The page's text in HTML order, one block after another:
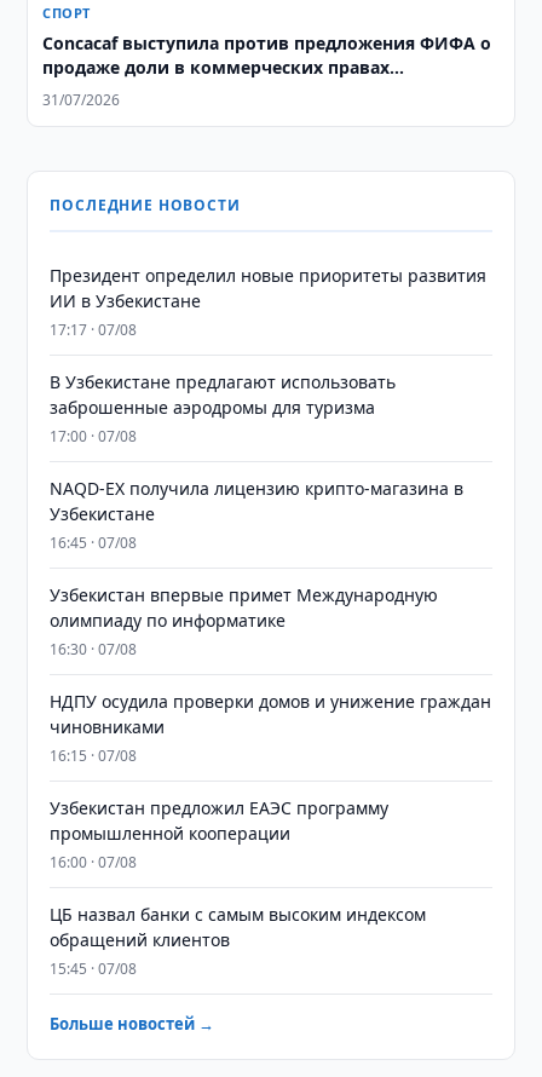
СПОРТ
Concacaf выступила против предложения ФИФА о
продаже доли в коммерческих правах
чемпионата мира
31/07/2026
ПОСЛЕДНИЕ НОВОСТИ
Президент определил новые приоритеты развития
ИИ в Узбекистане
17:17 · 07/08
В Узбекистане предлагают использовать
заброшенные аэродромы для туризма
17:00 · 07/08
NAQD-EX получила лицензию крипто-магазина в
Узбекистане
16:45 · 07/08
Узбекистан впервые примет Международную
олимпиаду по информатике
16:30 · 07/08
НДПУ осудила проверки домов и унижение граждан
чиновниками
16:15 · 07/08
Узбекистан предложил ЕАЭС программу
промышленной кооперации
16:00 · 07/08
ЦБ назвал банки с самым высоким индексом
обращений клиентов
15:45 · 07/08
Больше новостей →